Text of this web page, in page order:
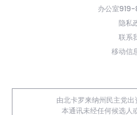
办公室
隐私
联系
移动信
由北卡罗来纳州民主党
本通讯未经任何候选人